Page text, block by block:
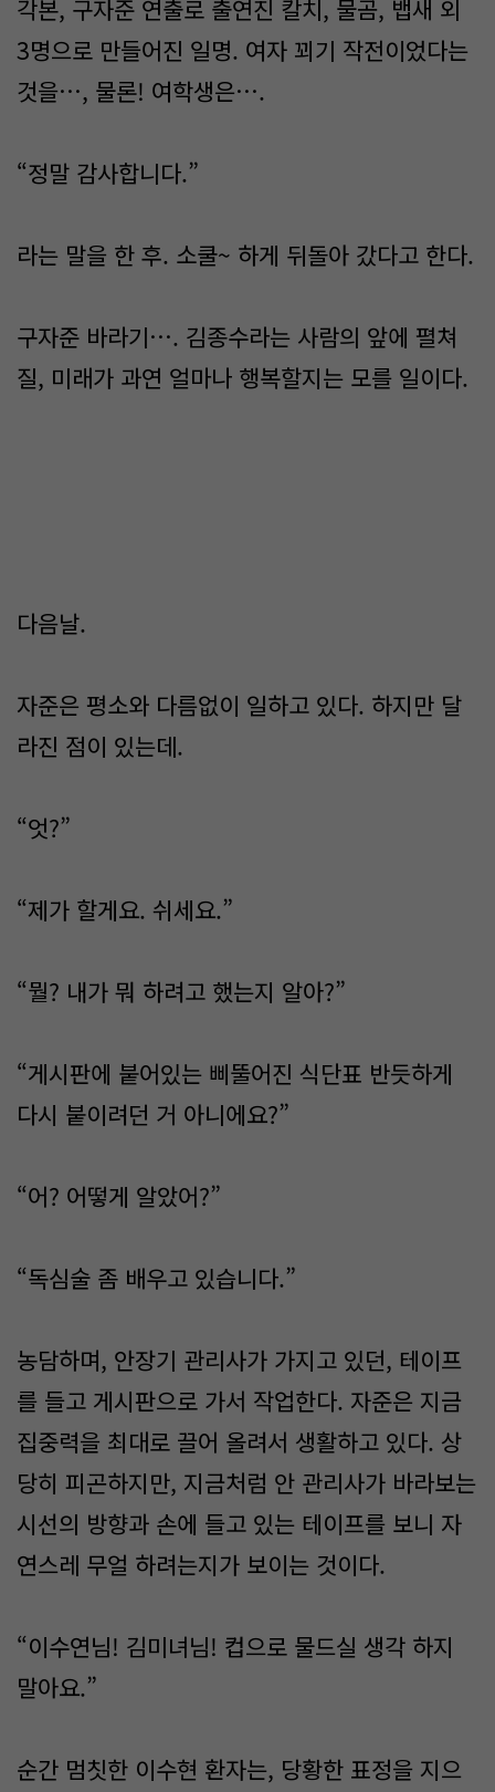
각본, 구자준 연출로 출연진 칼치, 물곰, 뱁새 외
3명으로 만들어진 일명. 여자 꾀기 작전이었다는
것을…, 물론! 여학생은….
“정말 감사합니다.”
​라는 말을 한 후. 소쿨~ 하게 뒤돌아 갔다고 한다.
구자준 바라기…. 김종수라는 사람의 앞에 펼쳐
질, 미래가 과연 얼마나 행복할지는 모를 일이다.
다음날.
자준은 평소와 다름없이 일하고 있다. 하지만 달
라진 점이 있는데.
“엇?”
“제가 할게요. 쉬세요.”
“뭘? 내가 뭐 하려고 했는지 알아?”
“게시판에 붙어있는 삐뚤어진 식단표 반듯하게
다시 붙이려던 거 아니에요?”
“어? 어떻게 알았어?”
“독심술 좀 배우고 있습니다.”
농담하며, 안장기 관리사가 가지고 있던, 테이프
를 들고 게시판으로 가서 작업한다. 자준은 지금
집중력을 최대로 끌어 올려서 생활하고 있다. 상
당히 피곤하지만, 지금처럼 안 관리사가 바라보는
시선의 방향과 손에 들고 있는 테이프를 보니 자
연스레 무얼 하려는지가 보이는 것이다.
“이수연님! 김미녀님! 컵으로 물드실 생각 하지
말아요.”
순간 멈칫한 이수현 환자는, 당황한 표정을 지으